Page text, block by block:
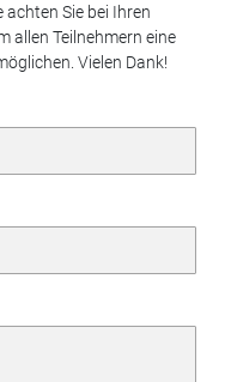
Sie bei Ihren
allen Teilnehmern eine
Vielen Dank!